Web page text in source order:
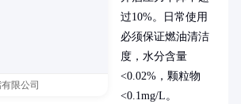
限公司
过10%。日常使用
必须保证燃油清洁
度，水分含量
<0.02%，颗粒物
<0.1mg/L。